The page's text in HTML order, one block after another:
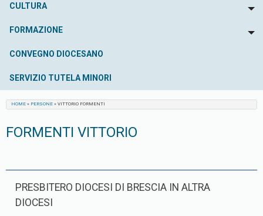
CULTURA
FORMAZIONE
CONVEGNO DIOCESANO
SERVIZIO TUTELA MINORI
HOME » PERSONE » VITTORIO FORMENTI
FORMENTI VITTORIO
PRESBITERO DIOCESI DI BRESCIA IN ALTRA
DIOCESI